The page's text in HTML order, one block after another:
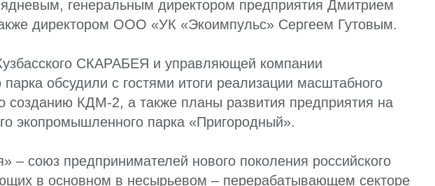
генеральным директором предприятия Дмитрием
директором ООО «УК «Экоимпульс» Сергеем Гутовым.
СКАРАБЕЯ и управляющей компании
парка обсудили с гостями итоги реализации масштабного
созданию КДМ-2, а также планы развития предприятия на
экопромышленного парка «Пригородный».
– союз предпринимателей нового поколения российского
в основном в несырьевом – перерабатывающем секторе